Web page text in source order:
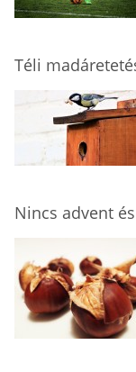
Téli
Nincs advent